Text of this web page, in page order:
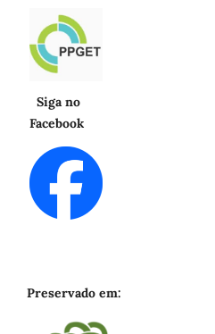
Siga no
Facebook
Preservado em: